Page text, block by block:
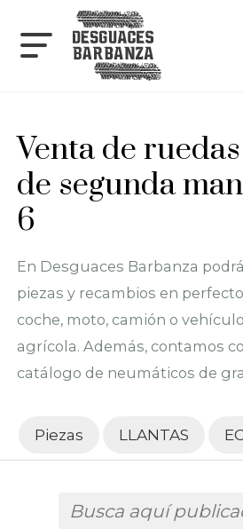
Venta de
de segunda
6
En Desguaces Barbanza
piezas y recambios en
coche, moto, camión o
agrícola. Además, contamos
catálogo de neumáticos de
Piezas LLANTAS